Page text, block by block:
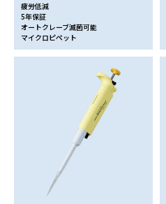
疲労低減
5年保証
オートクレーブ滅菌可能
マイクロピペット